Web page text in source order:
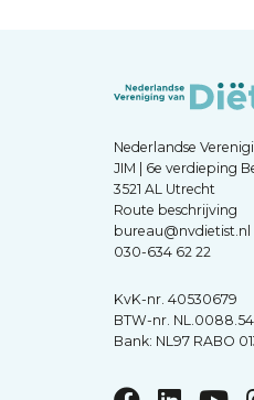
Nederlandse
JIM | 6e verdieping
3521 AL Utrecht
Route beschrijving
bureau@nvdietist.nl
030-634 62 22
KvK-nr. 40530679
BTW-nr.
Bank: NL97 RABO